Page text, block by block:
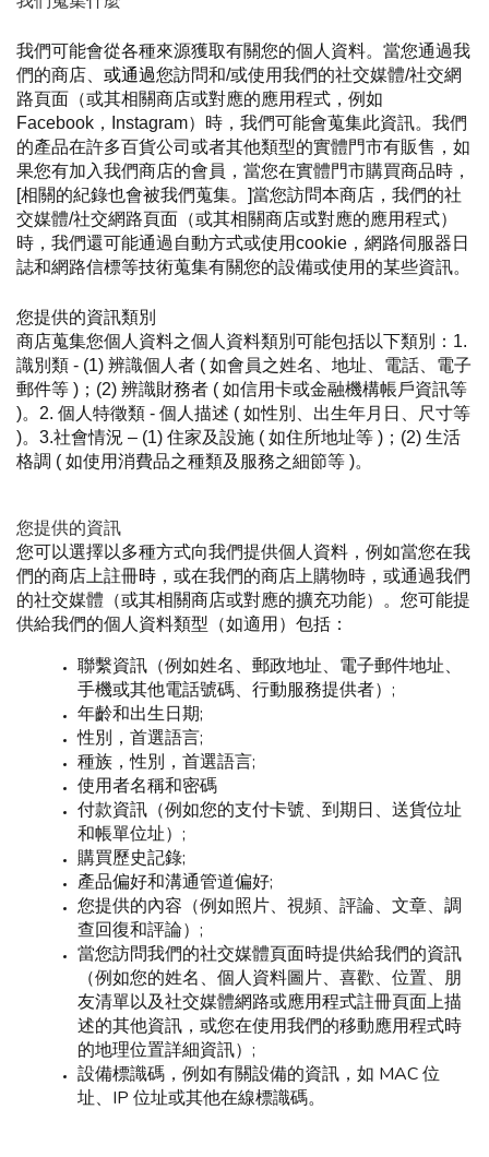
我們可能會從各種來源獲取有關您的個人資料。當您通過我
們的商店、 或通過您訪問和/或使用我們的社交媒體/社交網
路頁面（或其相關商店或對應的應用程式，例如
Facebook，Instagram）時，我們可能會蒐集此資訊。我們
的產品在許多百貨公司或者其他類型的實體門市有販售，如
果您有加入我們商店的會員，當您在實體門市購買商品時，
[相關的紀錄也會被我們蒐集。]當您訪問本商店，我們的社
交媒體/社交網路頁面（或其相關商店或對應的應用程式）
時，我們還可能通過自動方式或使用cookie，網路伺服器日
誌和網路信標等技術蒐集有關您的設備或使用的某些資訊。
您提供的資訊類別
商店蒐集您個人資料之個人資料類別可能包括以下類別：1.
識別類 - (1) 辨識個人者 ( 如會員之姓名、地址、電話、電子
郵件等 )；(2) 辨識財務者 ( 如信用卡或金融機構帳戶資訊等
)。2. 個人特徵類 - 個人描述 ( 如性別、出生年月日、尺寸等
)。3.社會情況 – (1) 住家及設施 ( 如住所地址等 )；(2) 生活
格調 ( 如使用消費品之種類及服務之細節等 )。
您提供的資訊
您可以選擇以多種方式向我們提供個人資料，例如當您在我
們的商店上註冊時 ，或在我們的商店上購物時，或通過我們
的社交媒體（或其相關商店或對應的擴充功能）。您可能提
供給我們的個人資料類型（如適用）包括：
聯繫資訊（例如姓名、郵政地址、電子郵件地址、
手機或其他電話號碼、行動服務提供者）;
年齡和出生日期;
性別，首選語言;
種族，性別，首選語言;
使用者名稱和密碼
付款資訊（例如您的支付卡號、到期日、送貨位址
和帳單位址）;
購買歷史記錄;
產品偏好和溝通管道偏好;
您提供的內容（例如照片、視頻、評論、文章、調
查回復和評論）;
當您訪問我們的社交媒體頁面時提供給我們的資訊
（例如您的姓名、個人資料圖片、喜歡、位置、朋
友清單以及社交媒體網路或應用程式註冊頁面上描
述的其他資訊，或您在使用我們的移動應用程式時
的地理位置詳細資訊）;
設備標識碼，例如有關設備的資訊，如 MAC 位
址、IP 位址或其他在線標識碼。